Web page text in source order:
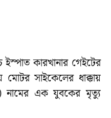
কারখানার গেইটের
মোটর সাইকেলের ধাক্কায়
নামের এক যুবকের মৃত্যু